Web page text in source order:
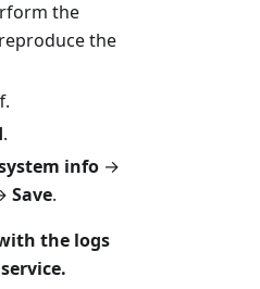
the
the
.
info →
Save.
the logs